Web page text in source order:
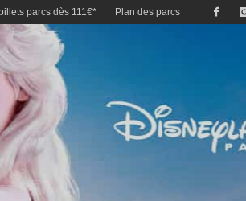
parcs dès 111€* Plan des parcs